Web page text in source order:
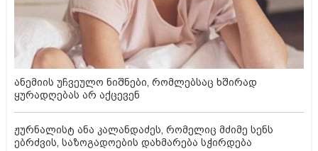
ანემიის უჩვეულო ნიშნები, რომლებსაც ხშირად
ყურადღებას არ აქცევენ
ჟურნალისტ ანა კალანდაძეს, რომელიც მძიმე სენს
ებრძვის, საზოგადოების დახმარება სჭირდება